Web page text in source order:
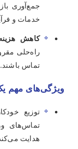
جمع‌آوری
خدمات و
کاهش هزینه
راه‌حلی
تماس باشند.
ویژگی‌های مهم
تماس‌های
هدایت می‌کند.